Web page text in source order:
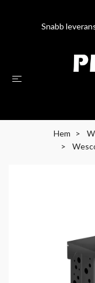
Snabb
Hem